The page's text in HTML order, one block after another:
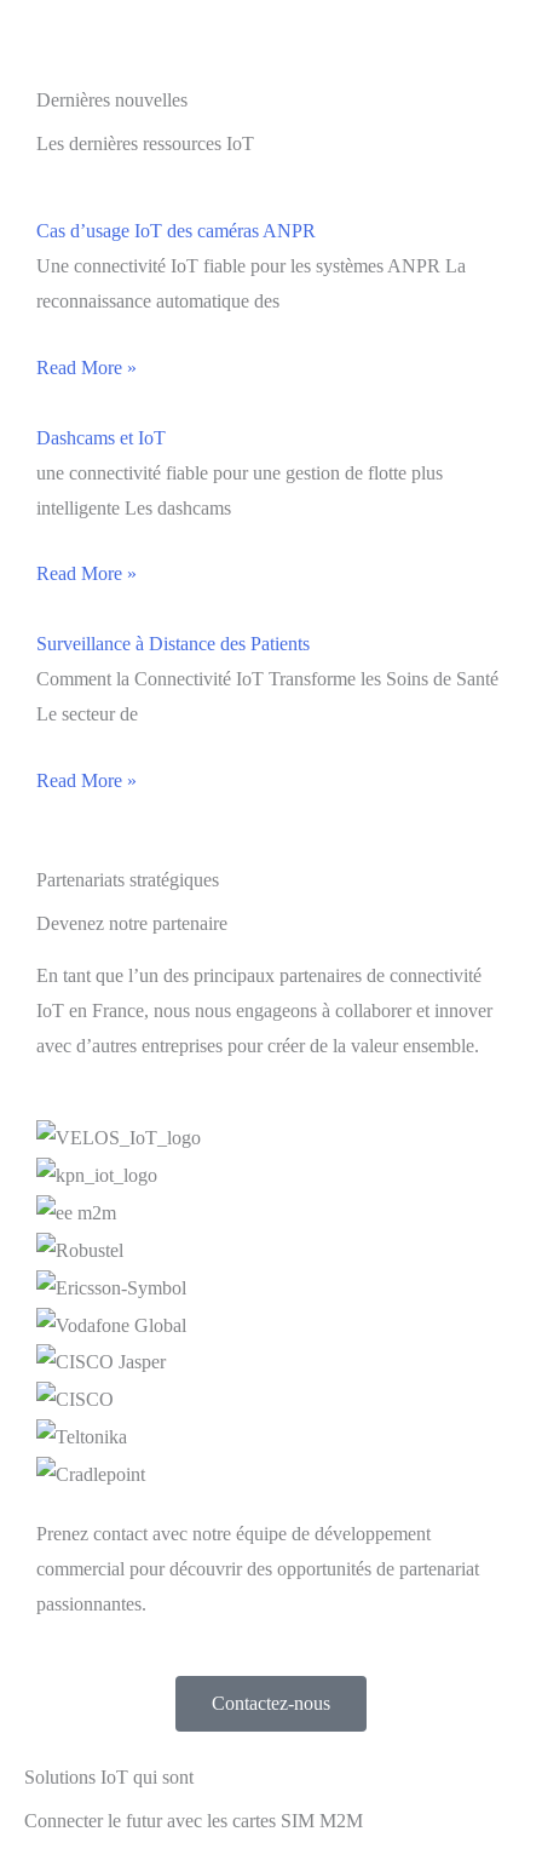
Dernières nouvelles
Les dernières ressources IoT
Cas d’usage IoT des caméras ANPR
Une connectivité IoT fiable pour les systèmes ANPR La
reconnaissance automatique des
Read More »
Dashcams et IoT
une connectivité fiable pour une gestion de flotte plus
intelligente Les dashcams
Read More »
Surveillance à Distance des Patients
Comment la Connectivité IoT Transforme les Soins de Santé
Le secteur de
Read More »
Partenariats stratégiques
Devenez notre partenaire
En tant que l’un des principaux partenaires de connectivité
IoT en France, nous nous engageons à collaborer et innover
avec d’autres entreprises pour créer de la valeur ensemble.
Prenez contact avec notre équipe de développement
commercial pour découvrir des opportunités de partenariat
passionnantes.
Contactez-nous
Solutions IoT qui sont
Connecter le futur avec les cartes SIM M2M